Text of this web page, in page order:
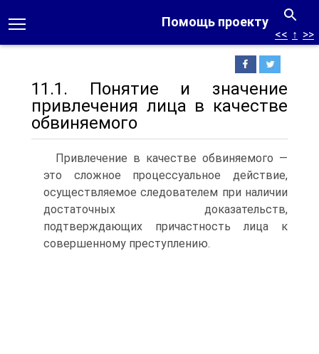
Помощь проекту
<< ↑ >>
11.1. Понятие и значение
привлечения лица в качестве
обвиняемого
Привлечение в качестве обвиняемого —
это сложное процессуальное действие,
осуществляемое следователем при наличии
достаточных доказательств,
подтверждающих причастность лица к
совершенному преступлению.